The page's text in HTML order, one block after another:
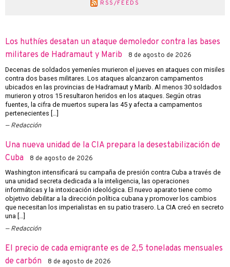
RSS/FEEDS
Los huthíes desatan un ataque demoledor contra las bases
militares de Hadramaut y Marib
8 de agosto de 2026
Decenas de soldados yemeníes murieron el jueves en ataques con misiles
contra dos bases militares. Los ataques alcanzaron campamentos
ubicados en las provincias de Hadramaut y Marib. Al menos 30 soldados
murieron y otros 15 resultaron heridos en los ataques. Según otras
fuentes, la cifra de muertos supera las 45 y afecta a campamentos
pertenecientes […]
Redacción
Una nueva unidad de la CIA prepara la desestabilización de
Cuba
8 de agosto de 2026
Washington intensificará su campaña de presión contra Cuba a través de
una unidad secreta dedicada a la inteligencia, las operaciones
informáticas y la intoxicación ideológica. El nuevo aparato tiene como
objetivo debilitar a la dirección política cubana y promover los cambios
que necesitan los imperialistas en su patio trasero. La CIA creó en secreto
una […]
Redacción
El precio de cada emigrante es de 2,5 toneladas mensuales
de carbón
8 de agosto de 2026